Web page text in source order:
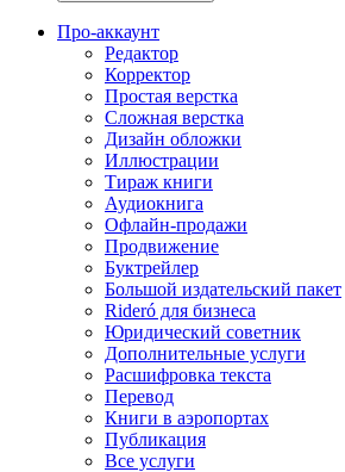
Про-аккаунт
Редактор
Корректор
Простая верстка
Сложная верстка
Дизайн обложки
Иллюстрации
Тираж книги
Аудиокнига
Офлайн-продажи
Продвижение
Буктрейлер
Большой издательский пакет
Rideró для бизнеса
Юридический советник
Дополнительные услуги
Расшифровка текста
Перевод
Книги в аэропортах
Публикация
Все услуги